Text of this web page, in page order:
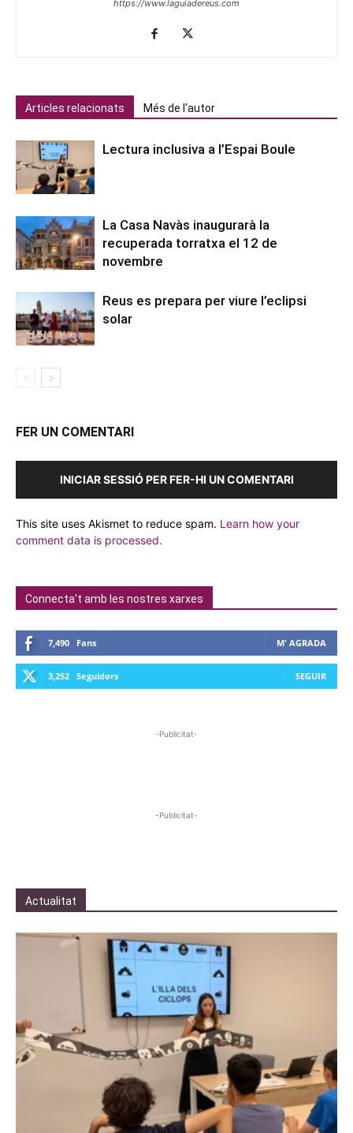
https://www.laguiadereus.com
Articles relacionats Més de l'autor
Lectura inclusiva a l’Espai Boule
La Casa Navàs inaugurarà la
recuperada torratxa el 12 de
novembre
Reus es prepara per viure l’eclipsi
solar
FER UN COMENTARI
INICIAR SESSIÓ PER FER-HI UN COMENTARI
This site uses Akismet to reduce spam. Learn how your
comment data is processed.
Connecta't amb les nostres xarxes
7,490 Fans M' AGRADA
3,252 Seguidors SEGUIR
-Publicitat-
-Publicitat-
Actualitat